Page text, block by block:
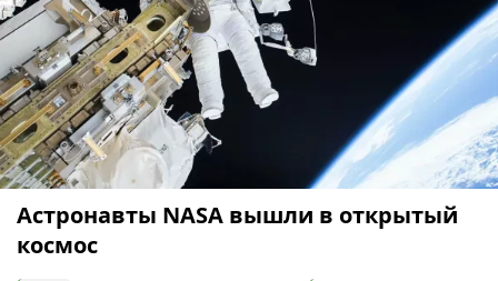
Астронавты NASA вышли в открытый
космос